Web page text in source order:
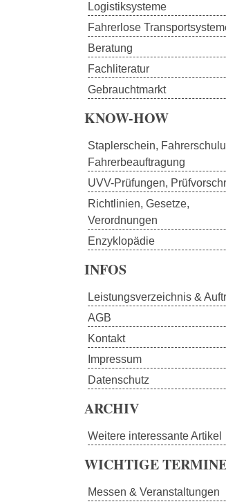
Logistiksysteme
Fahrerlose
Beratung
Fachliteratur
Gebrauchtmarkt
KNOW-HOW
Staplerschein,
Fahrerbeauftragung
UVV-Prüfungen,
Richtlinien, Gesetze,
Verordnungen
Enzyklopädie
INFOS
Leistungsverzeichnis &
AGB
Kontakt
Impressum
Datenschutz
ARCHIV
Weitere interessante Artikel
WICHTIGE
Messen & Veranstaltungen